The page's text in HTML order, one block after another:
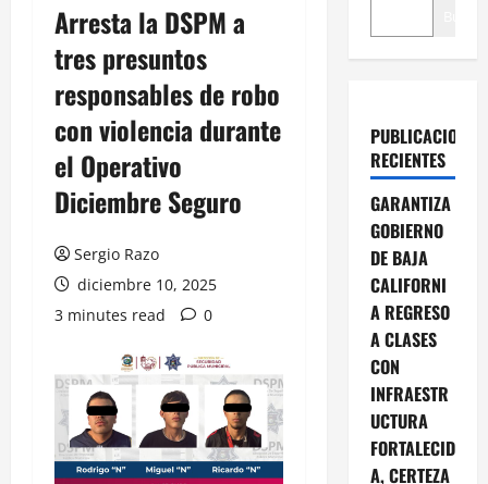
Arresta la DSPM a
tres presuntos
responsables de robo
con violencia durante
el Operativo
Diciembre Seguro
Sergio Razo
diciembre 10, 2025
3 minutes read
0
PUBLICACIONES
RECIENTES
GARANTIZA
GOBIERNO
DE BAJA
CALIFORNI
A REGRESO
A CLASES
CON
INFRAESTR
UCTURA
FORTALECID
A, CERTEZA